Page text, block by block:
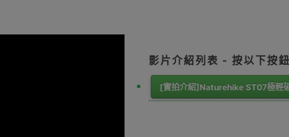
影片介紹列表 - 按以下按
[實拍介紹]Naturehike ST07極輕